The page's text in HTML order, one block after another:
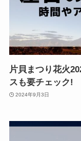
片貝まつり花火
スも要チェック!
2024年9月3日